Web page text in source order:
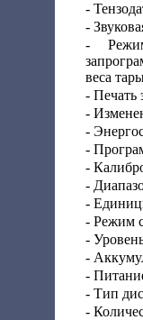
-
-
-
веса
- Печать
-
-
-
-
-
-
- Режим
-
-
-
- Тип
-